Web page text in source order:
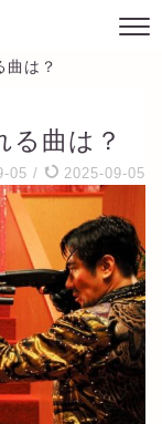
曲は？
る曲は？
05 / 2025-09-05